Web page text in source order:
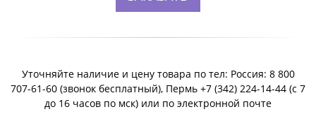
Уточняйте наличие и цену товара по тел: Россия: 8 800
707-61-60 (звонок бесплатный), Пермь +7 (342) 224-14-44 (c 7
до 16 часов по мск) или по электронной почте